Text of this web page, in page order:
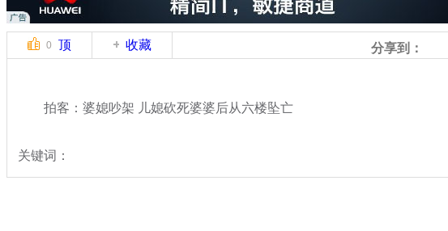
0 顶 收藏 分享到：
拍客：婆媳吵架 儿媳砍死婆婆后从六楼坠亡
关键词：